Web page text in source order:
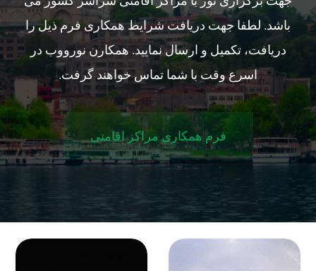
باشد. لطفا جهت دریافت شرایط همکاری فرم ذیل را
دریافت، تکمیل و ارسال نمایید. همکارن نورووب در
اسرع وقت با شما تماس خواهند گرفت.
فرم همکاری مراکز اقامتی